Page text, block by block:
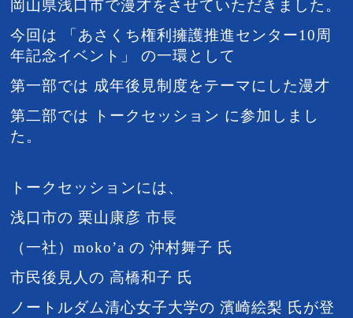
岡山県浅口市で漫才をさせていただきました。
今回は 「あさくち権利擁護推進センター10周
年記念イベント」 の一環として
第一部では 成年後見制度をテーマにした漫才
第二部では トークセッション に参加しまし
た。
トークセッションには、
浅口市の 栗山康彦 市長
（一社）moko’a の 沖村舞子 氏
市民後見人の 高橋和子 氏
ノートルダム清心女子大学の 濱崎絵梨 氏が登